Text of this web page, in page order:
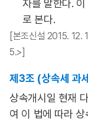
자를 말한다.
로 본다.
[본조신설 2015. 12.
5.>]
제3조 (상속세 과
상속개시일 현재
여 이 법에 따라